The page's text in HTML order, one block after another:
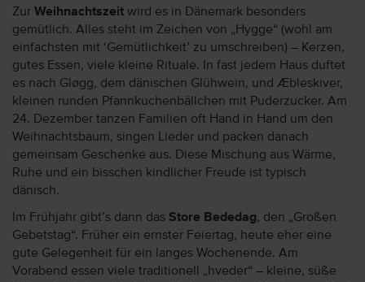
Zur Weihnachtszeit wird es in Dänemark besonders
gemütlich. Alles steht im Zeichen von „Hygge“ (wohl am
einfachsten mit ‘Gemütlichkeit’ zu umschreiben) – Kerzen,
gutes Essen, viele kleine Rituale. In fast jedem Haus duftet
es nach Gløgg, dem dänischen Glühwein, und Æbleskiver,
kleinen runden Pfannkuchenbällchen mit Puderzucker. Am
24. Dezember tanzen Familien oft Hand in Hand um den
Weihnachtsbaum, singen Lieder und packen danach
gemeinsam Geschenke aus. Diese Mischung aus Wärme,
Ruhe und ein bisschen kindlicher Freude ist typisch
dänisch.
Im Frühjahr gibt’s dann das Store Bededag, den „Großen
Gebetstag“. Früher ein ernster Feiertag, heute eher eine
gute Gelegenheit für ein langes Wochenende. Am
Vorabend essen viele traditionell „hveder“ – kleine, süße